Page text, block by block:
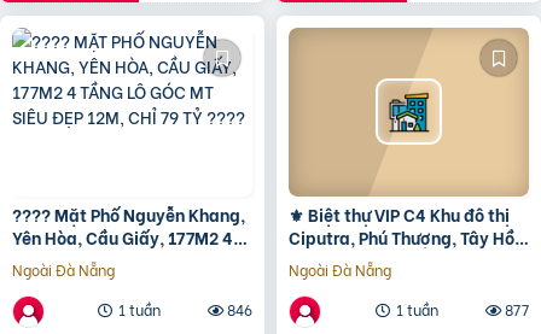
???? Mặt Phố Nguyễn Khang,
Yên Hòa, Cầu Giấy, 177M2 4
Tầng Lô Góc Mt Siêu Đẹp 12M,
Chỉ 79 Tỷ ????
Ngoài Đà Nẵng
1 tuần
846
⚜️ Biệt thự VIP C4 Khu đô thị
Ciputra, Phú Thượng, Tây Hồ,
126m2 3T MT 6m, Chỉ 35 Tỷ ⚜️
Ngoài Đà Nẵng
1 tuần
877